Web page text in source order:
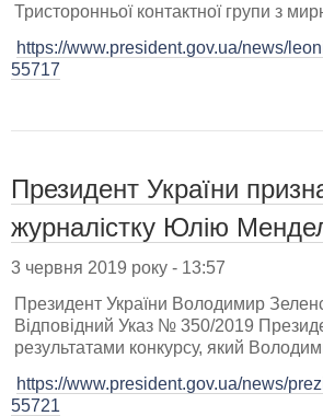
Тристоронньої контактної групи з
https://www.president.gov.ua/news/
55717
Президент України
журналістку Юлію
3 червня 2019 року - 13:57
Президент України Володимир
Відповідний Указ № 350/2019
результатами конкурсу, який
https://www.president.gov.ua/news/
55721